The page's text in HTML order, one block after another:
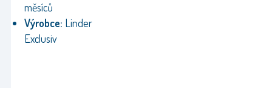
měsíců
Výrobce: Linder
Exclusiv